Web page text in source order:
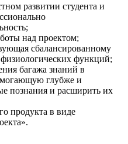
развитии студента и
над проектом;
сбалансированному
функций;
багажа знаний в
глубже и
познания и расширить их
продукта в виде